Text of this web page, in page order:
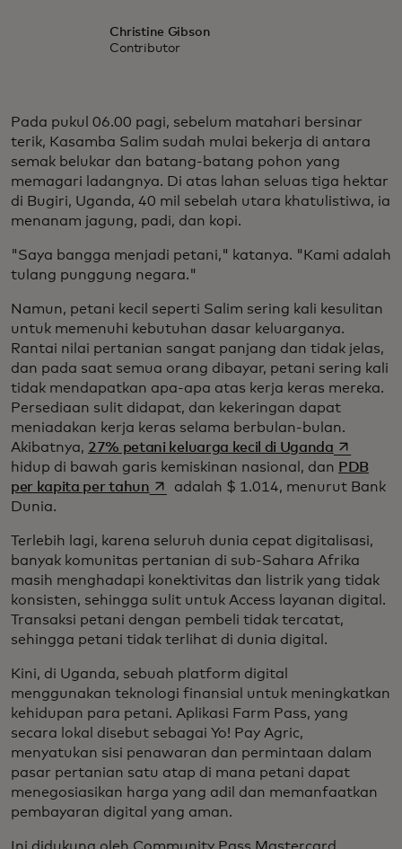
Christine Gibson
Contributor
Pada pukul 06.00 pagi, sebelum matahari bersinar
terik, Kasamba Salim sudah mulai bekerja di antara
semak belukar dan batang-batang pohon yang
memagari ladangnya. Di atas lahan seluas tiga hektar
di Bugiri, Uganda, 40 mil sebelah utara khatulistiwa, ia
menanam jagung, padi, dan kopi.
"Saya bangga menjadi petani," katanya. "Kami adalah
tulang punggung negara."
Namun, petani kecil seperti Salim sering kali kesulitan
untuk memenuhi kebutuhan dasar keluarganya.
Rantai nilai pertanian sangat panjang dan tidak jelas,
dan pada saat semua orang dibayar, petani sering kali
tidak mendapatkan apa-apa atas kerja keras mereka.
Persediaan sulit didapat, dan kekeringan dapat
meniadakan kerja keras selama berbulan-bulan.
Akibatnya, 27% petani keluarga kecil di Ugandaopens in
hidup di bawah garis kemiskinan nasional, dan PDB
per kapita per tahunopens in a new tab
adalah $ 1.014, menurut Bank
Dunia.
Terlebih lagi, karena seluruh dunia cepat digitalisasi,
banyak komunitas pertanian di sub-Sahara Afrika
masih menghadapi konektivitas dan listrik yang tidak
konsisten, sehingga sulit untuk Access layanan digital.
Transaksi petani dengan pembeli tidak tercatat,
sehingga petani tidak terlihat di dunia digital.
Kini, di Uganda, sebuah platform digital
menggunakan teknologi finansial untuk meningkatkan
kehidupan para petani. Aplikasi Farm Pass, yang
secara lokal disebut sebagai Yo! Pay Agric,
menyatukan sisi penawaran dan permintaan dalam
pasar pertanian satu atap di mana petani dapat
menegosiasikan harga yang adil dan memanfaatkan
pembayaran digital yang aman.
Ini didukung oleh Community Pass Mastercard,